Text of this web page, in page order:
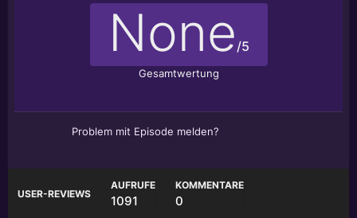
None /5
Gesamtwertung
Problem mit Episode melden?
USER-REVIEWS
AUFRUFE
1091
KOMMENTARE
0